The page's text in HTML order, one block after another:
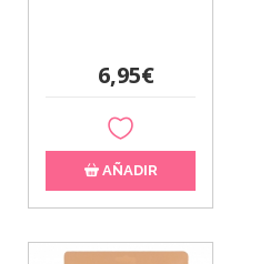
6,95€
AÑADIR